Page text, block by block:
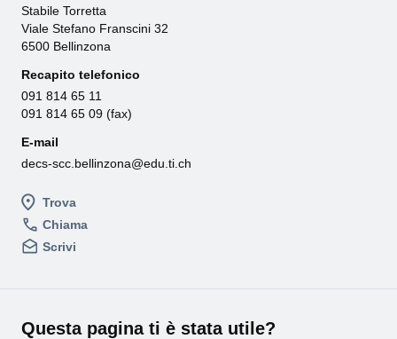
Trova
Chiama
Scrivi
Stabile Torretta
Viale Stefano Franscini 32
6500 Bellinzona
Recapito telefonico
091 814 65 11
091 814 65 09 (fax)
E-mail
decs-scc.bellinzona@edu.ti.ch
Questa pagina ti è stata utile?